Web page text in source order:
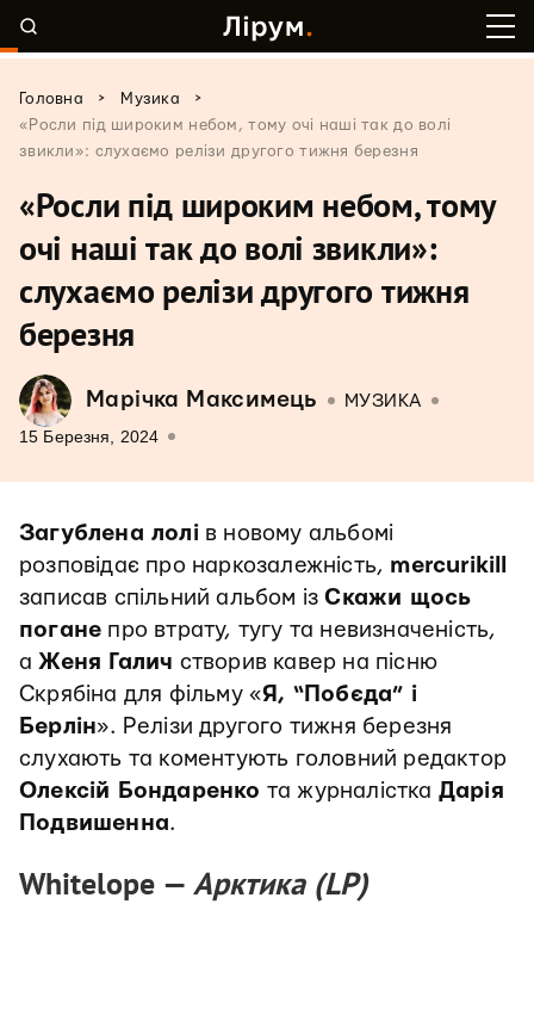
Головна > Музика
>
«Росли під широким небом, тому очі наші так до волі
звикли»: слухаємо релізи другого тижня березня
«Росли під широким небом, тому
очі наші так до волі звикли»:
слухаємо релізи другого тижня
березня
Марічка Максимець МУЗИКА
15 Березня, 2024
Загублена лолів новому альбомі
розповідає про наркозалежність, mercurikill
записав спільний альбом ізСкажи щось
погане про втрату, тугу та невизначеність,
аЖеня Галич створив кавер на пісню
Скрябіна для фільму «Я, “Побєда” і
Берлін». Релізи другого тижня березня
слухають та коментують головний редактор
Олексій Бондаренко та журналістка Дарія
Подвишенна.
Whitelope — Арктика (LP)